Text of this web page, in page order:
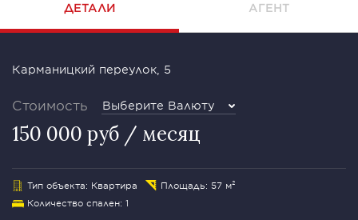
ДЕТАЛИ АГЕНТ
Карманицкий переулок, 5
Стоимость Выберите Валюту
150 000 руб / месяц
Тип объекта: Квартира
Площадь: 57 м²
Количество спален: 1